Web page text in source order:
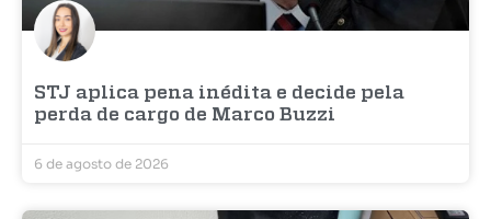
STJ aplica pena inédita e decide pela
perda de cargo de Marco Buzzi
6 de agosto de 2026